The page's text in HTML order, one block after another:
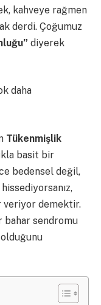
kahveye rağmen
derdi. Çoğumuz
diyerek
daha
Tükenmişlik
basit bir
bedensel değil,
veriyor demektir.
bahar sendromu